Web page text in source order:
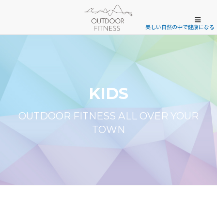
美しい自然の中で健康になる
KIDS
OUTDOOR FITNESS ALL OVER YOUR
TOWN